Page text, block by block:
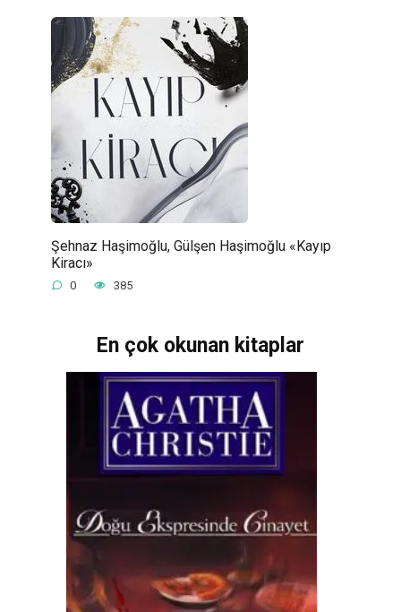
Şehnaz Haşimoğlu, Gülşen Haşimoğlu «Kayıp
Kiracı»
0 385
En çok okunan kitaplar